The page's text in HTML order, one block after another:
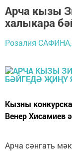
Арча кызы
халыкара
Розалия САФИНА,
Кызны
Венер Хисамиев
Арча сәнгать